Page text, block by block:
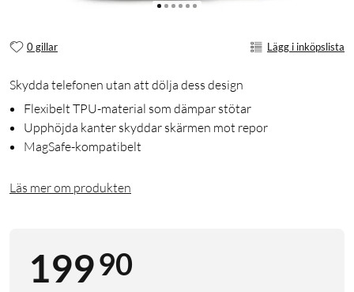
0 gillar Lägg i inköpslista
Skydda telefonen utan att dölja dess design
Flexibelt TPU-material som dämpar stötar
Upphöjda kanter skyddar skärmen mot repor
MagSafe-kompatibelt
Läs mer om produkten
19990